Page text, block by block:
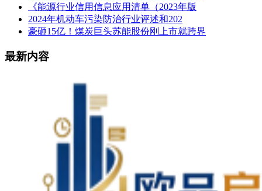
《能源行业信用信息应用清单（2023年版
2024年机动车污染防治行业评述和202
豪砸15亿！煤炭巨头苏能股份刚上市就跨界
最新内容